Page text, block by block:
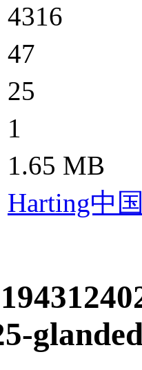
4316
47
25
1
1.65 MB
Harting中